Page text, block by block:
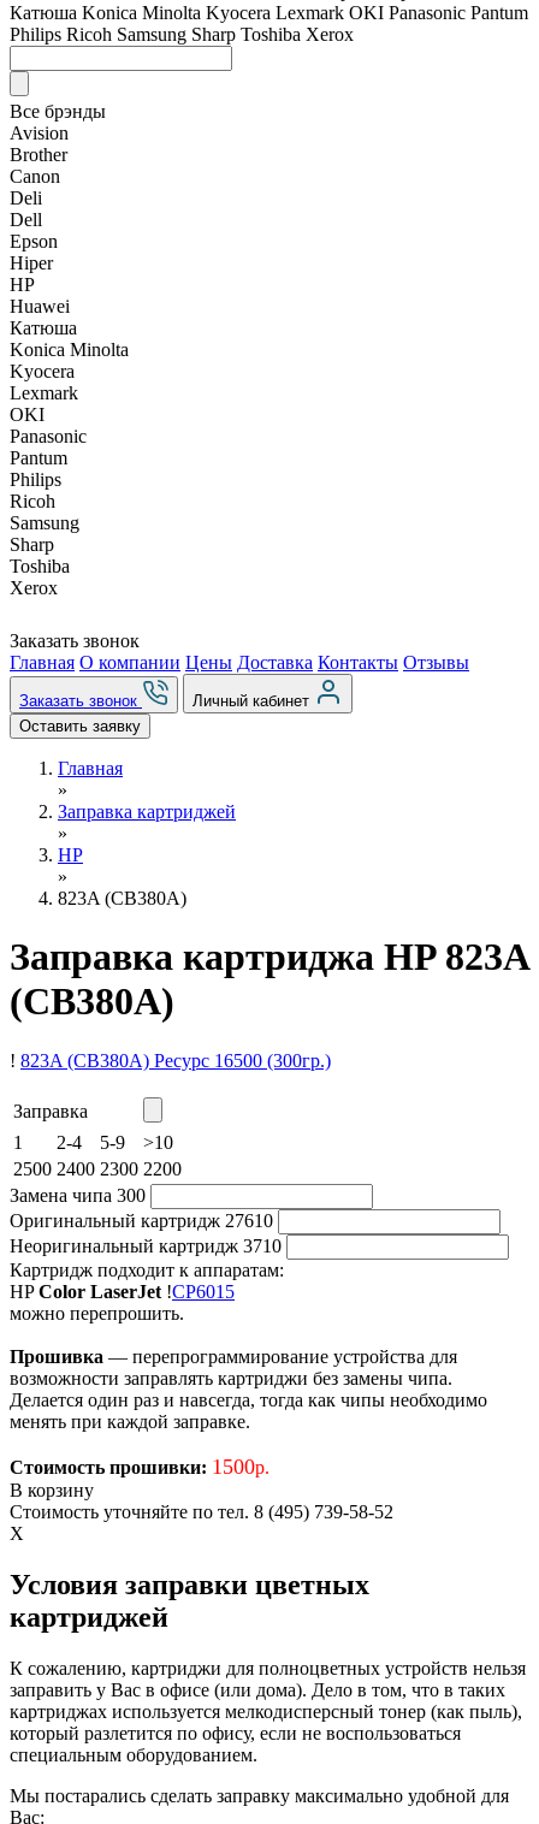
Катюша Konica Minolta Kyocera Lexmark OKI Panasonic Pantum
Philips Ricoh Samsung Sharp Toshiba Xerox
Все брэнды
Avision
Brother
Canon
Deli
Dell
Epson
Hiper
HP
Huawei
Катюша
Konica Minolta
Kyocera
Lexmark
OKI
Panasonic
Pantum
Philips
Ricoh
Samsung
Sharp
Toshiba
Xerox
Заказать звонок
Главная О компании Цены Доставка Контакты Отзывы
Заказать звонок
Личный кабинет
Оставить заявку
Главная
»
Заправка картриджей
»
HP
»
823A (CB380A)
Заправка картриджа HP 823A
(CB380A)
! 823A (CB380A) Ресурс 16500 (300гр.)
Заправка
1
2-4 5-9
>10
2500 2400 2300 2200
Замена чипа 300
Оригинальный картридж 27610
Неоригинальный картридж 3710
Картридж подходит к аппаратам:
HPColor LaserJet !CP6015
можно перепрошить.
Прошивка — перепрограммирование устройства для
возможности заправлять картриджи без замены чипа.
Делается один раз и навсегда, тогда как чипы необходимо
менять при каждой заправке.
Стоимость прошивки: 1500р.
В корзину
Стоимость уточняйте по тел. 8 (495) 739-58-52
X
Условия заправки цветных
картриджей
К сожалению, картриджи для полноцветных устройств нельзя
заправить у Вас в офисе (или дома). Дело в том, что в таких
картриджах используется мелкодисперсный тонер (как пыль),
который разлетится по офису, если не воспользоваться
специальным оборудованием.
Мы постарались сделать заправку максимально удобной для
Вас: